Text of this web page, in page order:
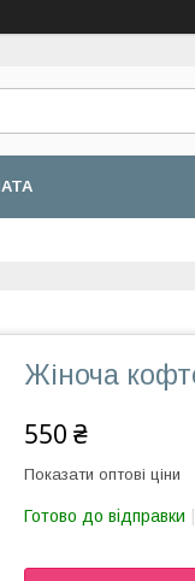
Жіноча
550 ₴
Показати оптові ціни
Готово до відправки